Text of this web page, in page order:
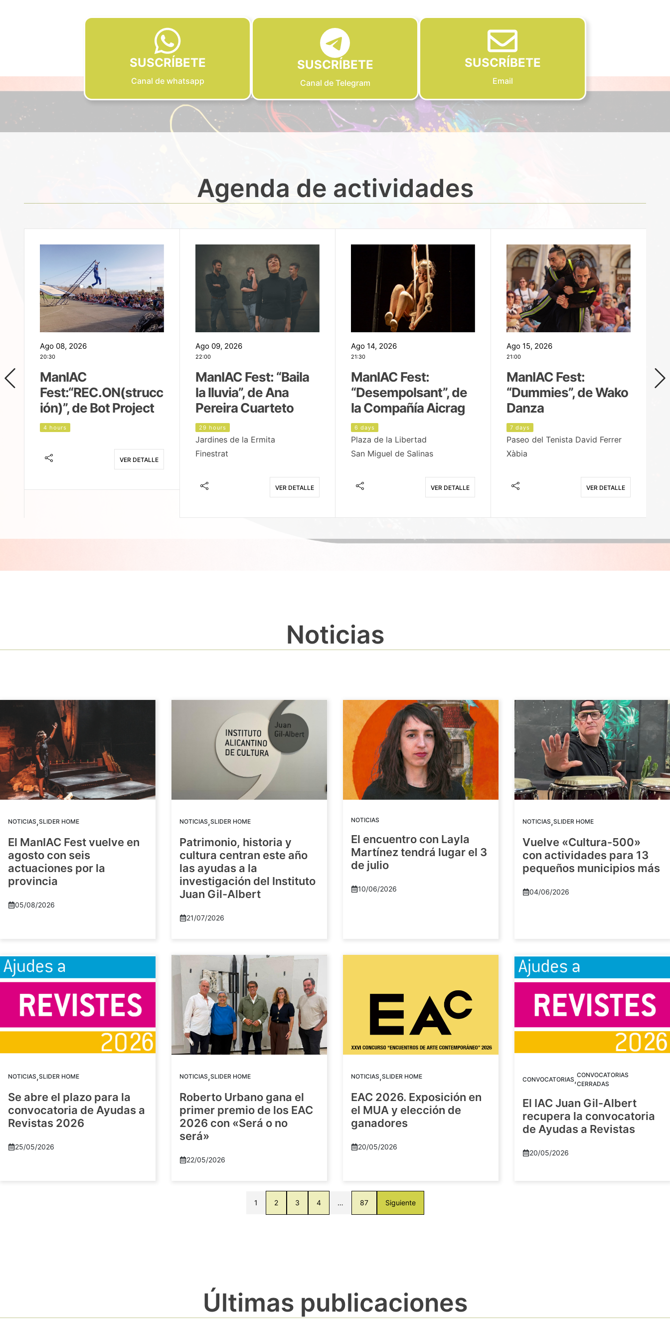
SUSCRÍBETE
Canal de whatsapp
SUSCRÍBETE
Canal de Telegram
SUSCRÍBETE
Email
Agenda de actividades
Ago 08, 2026
20:30
ManIAC
Fest:“REC.ON(strucc
ión)”, de Bot Project
4 hours
VER DETALLE
Ago 09, 2026
22:00
ManIAC Fest: “Baila
la lluvia”, de Ana
Pereira Cuarteto
29 hours
Jardines de la Ermita
Finestrat
VER DETALLE
Ago 14, 2026
21:30
ManIAC Fest:
“Desempolsant”, de
la Compañía Aicrag
6 days
Plaza de la Libertad
San Miguel de Salinas
VER DETALLE
Ago 15, 2026
21:00
ManIAC Fest:
“Dummies”, de Wako
Danza
7 days
Paseo del Tenista David Ferrer
Xàbia
VER DETALLE
Noticias
NOTICIAS,SLIDER HOME
El ManIAC Fest vuelve en
agosto con seis
actuaciones por la
provincia
05/08/2026
NOTICIAS,SLIDER HOME
Patrimonio, historia y
cultura centran este año
las ayudas a la
investigación del Instituto
Juan Gil-Albert
21/07/2026
NOTICIAS
El encuentro con Layla
Martínez tendrá lugar el 3
de julio
10/06/2026
NOTICIAS,SLIDER HOME
Vuelve «Cultura-500»
con actividades para 13
pequeños municipios más
04/06/2026
NOTICIAS,SLIDER HOME
Se abre el plazo para la
convocatoria de Ayudas a
Revistas 2026
25/05/2026
NOTICIAS,SLIDER HOME
Roberto Urbano gana el
primer premio de los EAC
2026 con «Será o no
será»
22/05/2026
NOTICIAS,SLIDER HOME
EAC 2026. Exposición en
el MUA y elección de
ganadores
20/05/2026
CONVOCATORIAS,CONVOCATORIAS
CERRADAS
El IAC Juan Gil-Albert
recupera la convocatoria
de Ayudas a Revistas
20/05/2026
1 2 3 4 … 87 Siguiente
Últimas publicaciones